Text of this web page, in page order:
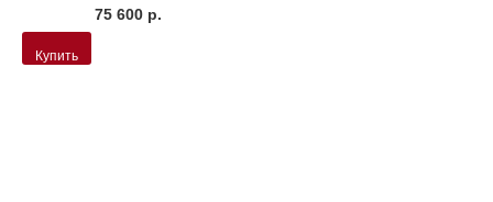
75 600 р.
Купить